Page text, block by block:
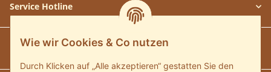
Wie wir Cookies & Co nutzen
Durch Klicken auf „Alle akzeptieren“ gestatten Sie den
Service Hotline
Unsere Communitys